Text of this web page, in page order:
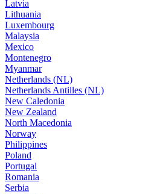
Latvia
Lithuania
Luxembourg
Malaysia
Mexico
Montenegro
Myanmar
Netherlands (NL)
Netherlands Antilles (NL)
New Caledonia
New Zealand
North Macedonia
Norway
Philippines
Poland
Portugal
Romania
Serbia